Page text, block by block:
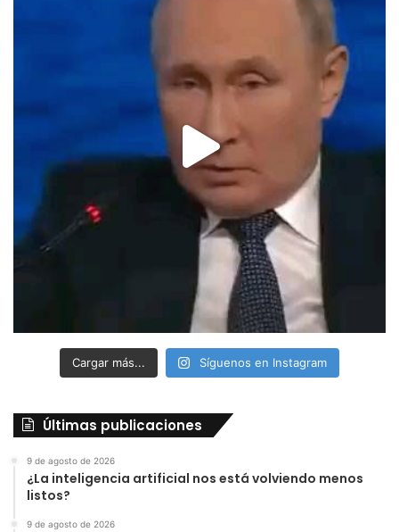
Cargar más... Síguenos en Instagram
Últimas publicaciones
9 de agosto de 2026
¿La inteligencia artificial nos está volviendo menos
listos?
9 de agosto de 2026